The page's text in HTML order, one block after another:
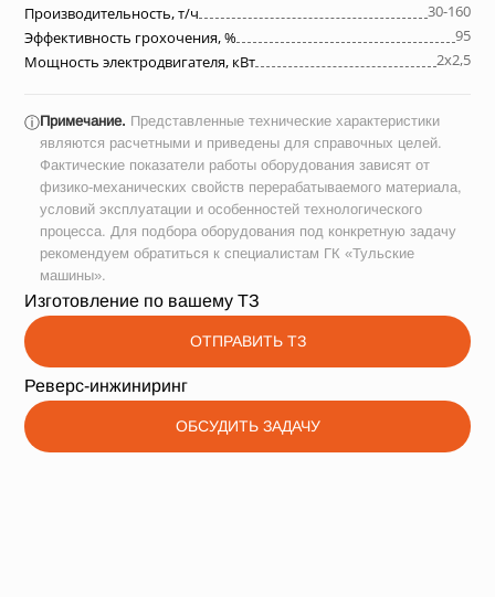
Производительность, т/ч
30-160
Эффективность грохочения, %
95
Мощность электродвигателя, кВт
2х2,5
ⓘПримечание. Представленные технические характеристики
являются расчетными и приведены для справочных целей.
Фактические показатели работы оборудования зависят от
физико-механических свойств перерабатываемого материала,
условий эксплуатации и особенностей технологического
процесса. Для подбора оборудования под конкретную задачу
рекомендуем обратиться к специалистам ГК «Тульские
машины».
Изготовление по вашему ТЗ
ОТПРАВИТЬ ТЗ
Реверс-инжиниринг
ОБСУДИТЬ ЗАДАЧУ